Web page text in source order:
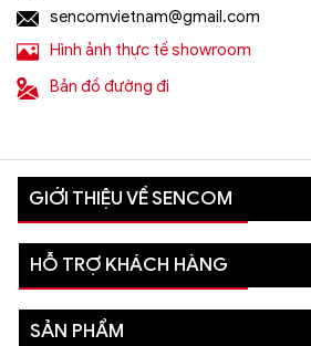
sencomvietnam@gmail.com
Hình ảnh thực tế showroom
Bản đồ đường đi
GIỚI THIỆU VỀ SENCOM
HỖ TRỢ KHÁCH HÀNG
SẢN PHẨM